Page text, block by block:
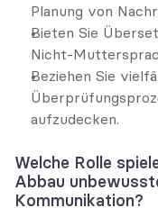
Planung von
Bieten Sie
Nicht-
Beziehen Sie
aufzudecken.
Welche Rolle
Abbau
Kommunikation?